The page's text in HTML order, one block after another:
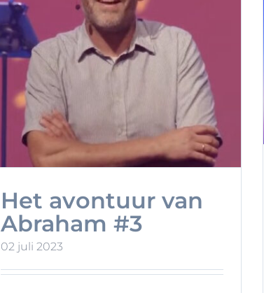
Wie wij zijn als kerk
Het avontuur van
Abraham #3
02 juli 2023